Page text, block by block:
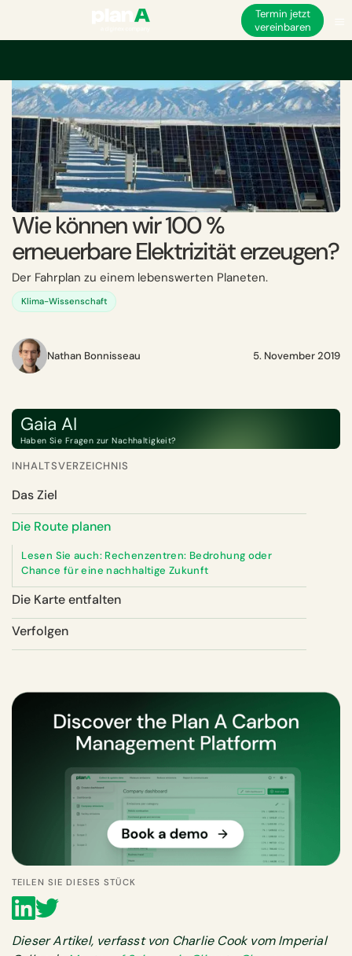
Termin jetzt
vereinbaren
Wie können wir 100 %
erneuerbare Elektrizität erzeugen?
Der Fahrplan zu einem lebenswerten Planeten.
Klima-Wissenschaft
Nathan Bonnisseau 5. November 2019
Gaia AI
Haben Sie Fragen zur Nachhaltigkeit?
INHALTSVERZEICHNIS
Das Ziel
Die Route planen
Lesen Sie auch: Rechenzentren: Bedrohung oder
Chance für eine nachhaltige Zukunft
Die Karte entfalten
Verfolgen
TEILEN SIE DIESES STÜCK
Dieser Artikel, verfasst von Charlie Cook vom Imperial